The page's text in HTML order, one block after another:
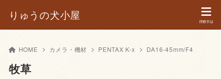
りゅうの犬小屋
HOME カメラ・機材 PENTAX K-x DA16-45mm/F4
牧草